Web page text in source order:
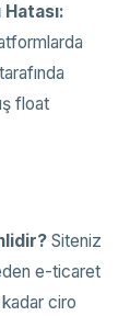
float
Siteniz
eden e-ticaret
ciro